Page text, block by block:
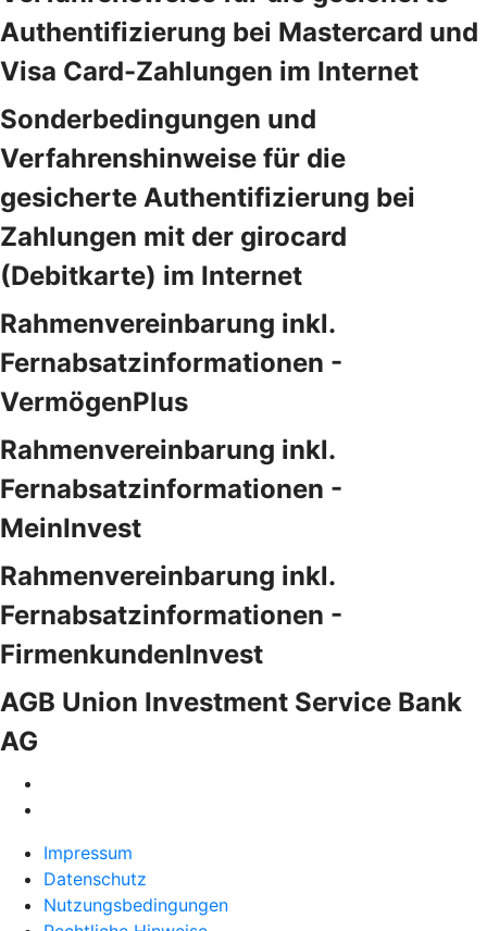
Authentifizierung bei Mastercard und
Visa Card-Zahlungen im Internet
Sonderbedingungen und
Verfahrenshinweise für die
gesicherte Authentifizierung bei
Zahlungen mit der girocard
(Debitkarte) im Internet
Rahmenvereinbarung inkl.
Fernabsatzinformationen -
VermögenPlus
Rahmenvereinbarung inkl.
Fernabsatzinformationen -
MeinInvest
Rahmenvereinbarung inkl.
Fernabsatzinformationen -
FirmenkundenInvest
AGB Union Investment Service Bank
AG
Impressum
Datenschutz
Nutzungsbedingungen